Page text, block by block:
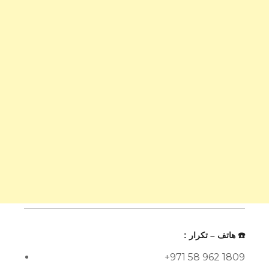
☎️ هاتف – تكرار :
+971 58 962 1809